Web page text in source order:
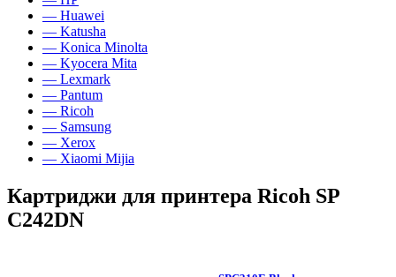
— Huawei
— Katusha
— Konica Minolta
— Kyocera Mita
— Lexmark
— Pantum
— Ricoh
— Samsung
— Xerox
— Xiaomi Mijia
Картриджи для принтера Ricoh SP
C242DN